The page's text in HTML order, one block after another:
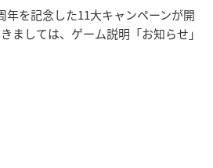
年を記念した11大キャンペーンが開
ましては、ゲーム説明「お知らせ」